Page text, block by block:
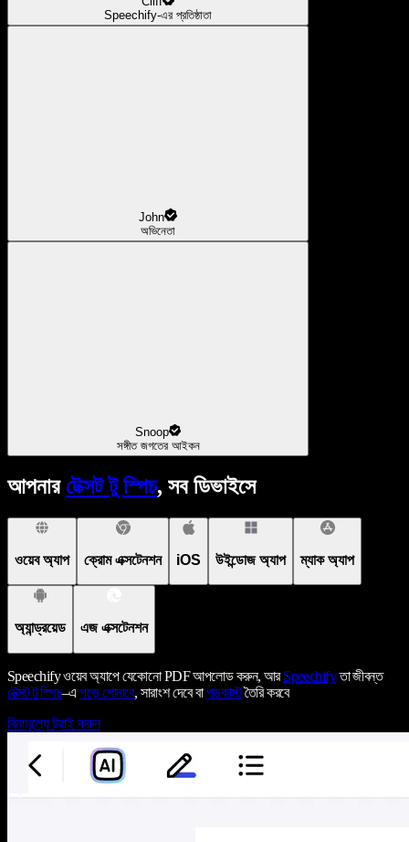
Speechify-এর প্রতিষ্ঠাতা
John
অভিনেতা
Snoop
সঙ্গীত জগতের আইকন
আপনার টেক্সট টু স্পিচ, সব ডিভাইসে
ওয়েব অ্যাপ ক্রোম এক্সটেনশন iOS উইন্ডোজ অ্যাপ ম্যাক অ্যাপ
অ্যান্ড্রয়েড এজ এক্সটেনশন
Speechify ওয়েব অ্যাপে যেকোনো PDF আপলোড করুন, আরSpeechifyতা জীবন্ত
টেক্সট টু স্পিচ–এপড়ে শোনাবে, সারাংশ দেবে বাপডকাস্টতৈরি করবে
বিনামূল্যে ট্রাই করুন